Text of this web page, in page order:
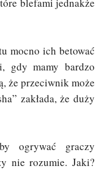
blefami jednakże
mocno ich betować
gdy mamy bardzo
że przeciwnik może
zakłada, że duży
ogrywać graczy
nie rozumie. Jaki?